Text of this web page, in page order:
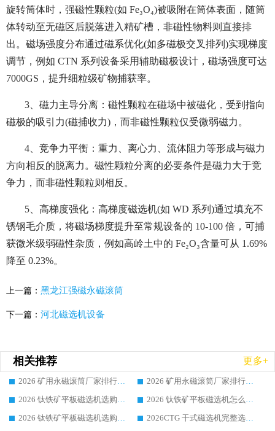
旋转筒体时，强磁性颗粒(如 Fe₃O₄)被吸附在筒体表面，随筒
体转动至无磁区后脱落进入精矿槽，非磁性物料则直接排
出。磁场强度分布通过磁系优化(如多磁极交叉排列)实现梯度
调节，例如 CTN 系列设备采用辅助磁极设计，磁场强度可达
7000GS，提升细粒级矿物捕获率。
3、磁力主导分离：磁性颗粒在磁场中被磁化，受到指向
磁极的吸引力(磁捕收力)，而非磁性颗粒仅受微弱磁力。
4、竞争力平衡：重力、离心力、流体阻力等形成与磁力
方向相反的脱离力。磁性颗粒分离的必要条件是磁力大于竞
争力，而非磁性颗粒则相反。
5、高梯度强化：高梯度磁选机(如 WD 系列)通过填充不
锈钢毛介质，将磁场梯度提升至常规设备的 10-100 倍，可捕
获微米级弱磁性杂质，例如高岭土中的 Fe₂O₃含量可从 1.69%
降至 0.23%。
上一篇： 黑龙江强磁永磁滚筒
下一篇： 河北磁选机设备
相关推荐 更多+
2026 矿用永磁滚筒厂家排行榜选购干货指南 行业口碑标杆华体会手机网页版-华体会(中国) 实力出众
2026 矿用永磁滚筒厂家排行榜选购指南，行业口碑领域强者华体会手机网页版-华体会(中国)
2026 钛铁矿平板磁选机选购全攻略 市场公认优质品牌厂家实力排行榜
2026 钛铁矿平板磁选机怎么选 靠谱生产企业实力排行榜选购参考攻略
2026 钛铁矿平板磁选机选购指南 行业口碑优选品牌生产企业实力排行榜
2026CTG 干式磁选机完整选购指南 行业口碑顶尖靠谱生产龙头厂家实力推荐